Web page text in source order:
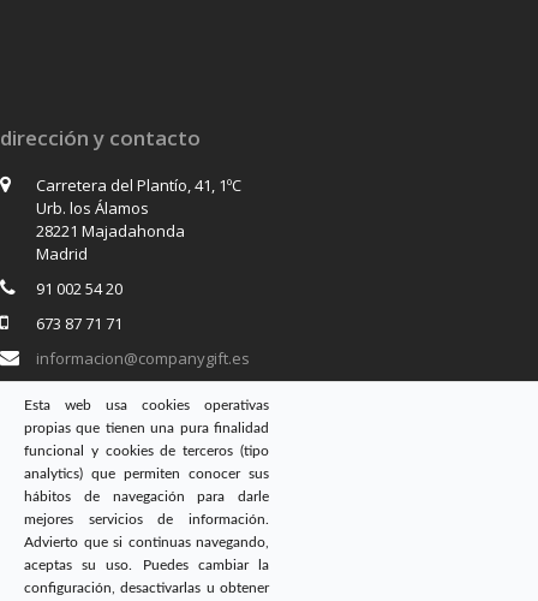
dirección y contacto
Carretera del Plantío, 41, 1ºC
Urb. los Álamos
28221 Majadahonda
Madrid
91 002 54 20
673 87 71 71
informacion@companygift.es
síguenos en
TwitterFacebookInstagram
Esta web usa cookies operativas
propias que tienen una pura finalidad
funcional y cookies de terceros (tipo
analytics) que permiten conocer sus
hábitos de navegación para darle
mejores servicios de información.
Advierto que si continuas navegando,
aceptas su uso. Puedes cambiar la
configuración, desactivarlas u obtener